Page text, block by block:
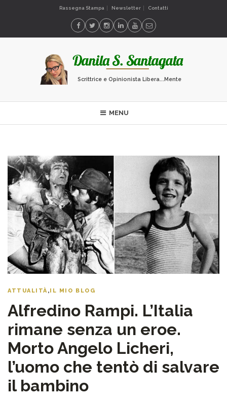
Rassegna Stampa Newsletter Contatti
Scrittrice e Opinionista Libera...Mente
MENU
ATTUALITÀ,IL MIO BLOG
Alfredino Rampi. L’Italia
rimane senza un eroe.
Morto Angelo Licheri,
l’uomo che tentò di salvare
il bambino